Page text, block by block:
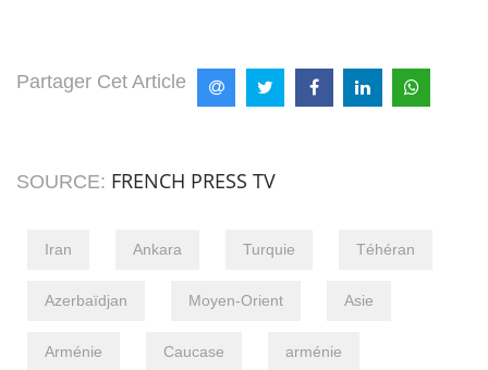
Partager Cet Article
SOURCE: FRENCH PRESS TV
Iran Ankara Turquie Téhéran
Azerbaïdjan Moyen-Orient Asie
Arménie Caucase arménie